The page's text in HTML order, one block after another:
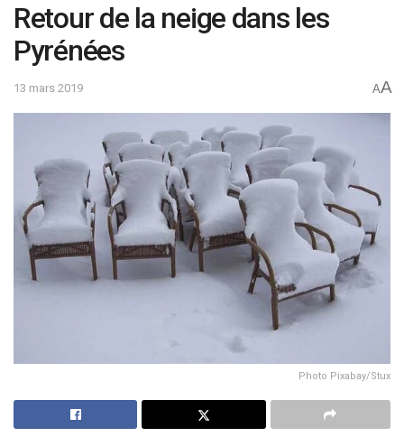
Retour de la neige dans les
Pyrénées
13 mars 2019 AA
Photo Pixabay/Stux